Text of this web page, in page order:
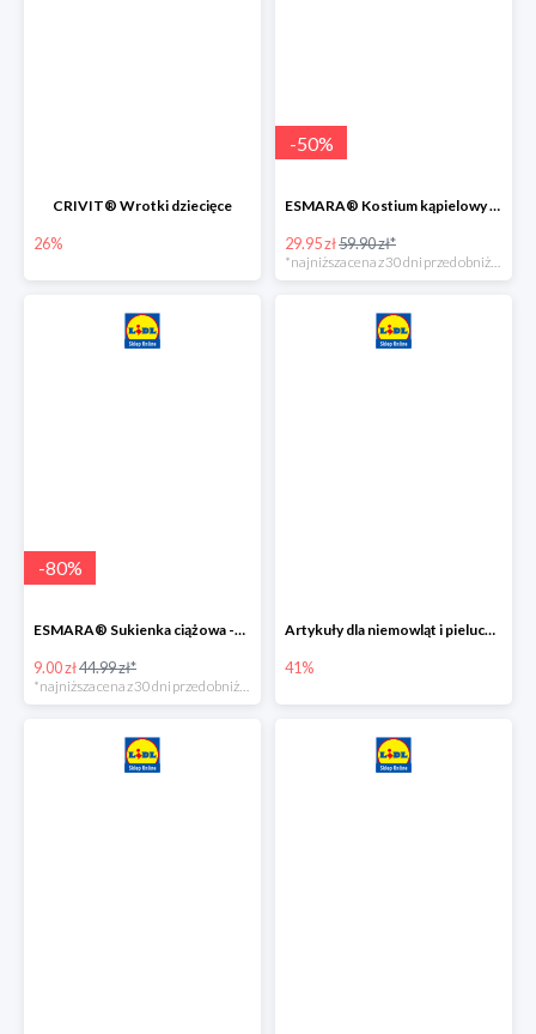
CRIVIT® Wrotki dziecięce
26%
-50%
ESMARA® Kostium kąpielowy ciążowy lub tankini ciążowe -50%
29.95 zł59.90 zł*
-80%
ESMARA® Sukienka ciążowa -79%
9.00 zł44.99 zł*
Artykuły dla niemowląt i pieluchy w Lidlu Online do -41%
41%